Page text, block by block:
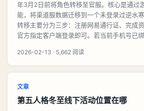
年3月2日前将角色转移至官服。核心是通过
能，将渠道服数据迁移到一个未登录过逆水
转移主要分为三步：注册网易通行证、完成
官方指定客户端登录即可。若当前手机号已
2026-02-13 · 5,662 阅读
文章
第五人格冬至线下活动位置在哪